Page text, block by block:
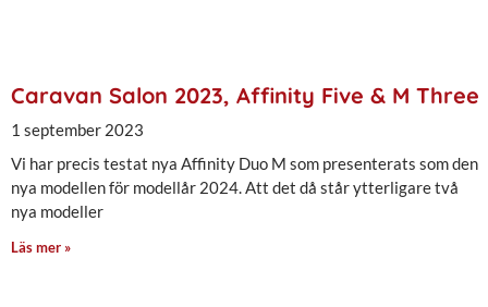
Caravan Salon 2023, Affinity Five & M Three
1 september 2023
Vi har precis testat nya Affinity Duo M som presenterats som den
nya modellen för modellår 2024. Att det då står ytterligare två
nya modeller
Läs mer »